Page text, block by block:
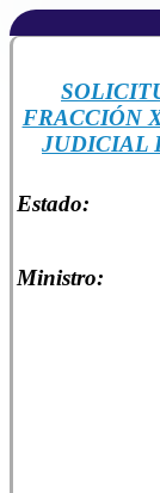
FRACCIÓN
JUDICIAL
Estado:
Ministro: